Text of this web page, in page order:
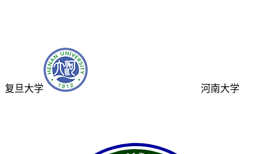
复旦大学 河南大学